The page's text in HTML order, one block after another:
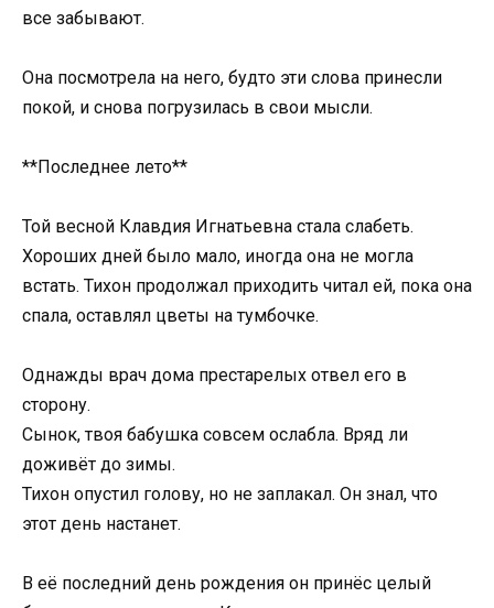
все забывают.
Она посмотрела на него, будто эти слова принесли
покой, и снова погрузилась в свои мысли.
**Последнее лето**
Той весной Клавдия Игнатьевна стала слабеть.
Хороших дней было мало, иногда она не могла
встать. Тихон продолжал приходить читал ей, пока она
спала, оставлял цветы на тумбочке.
Однажды врач дома престарелых отвел его в
сторону.
Сынок, твоя бабушка совсем ослабла. Вряд ли
доживёт до зимы.
Тихон опустил голову, но не заплакал. Он знал, что
этот день настанет.
В её последний день рождения он принёс целый